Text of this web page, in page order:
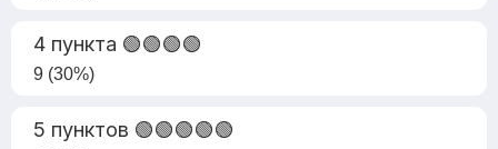
4 пункта 🟢🟢🟢🟢
9 (30%)
5 пунктов 🟢🟢🟢🟢🟢